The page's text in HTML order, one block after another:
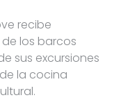
recibe
los barcos
sus excursiones
la cocina